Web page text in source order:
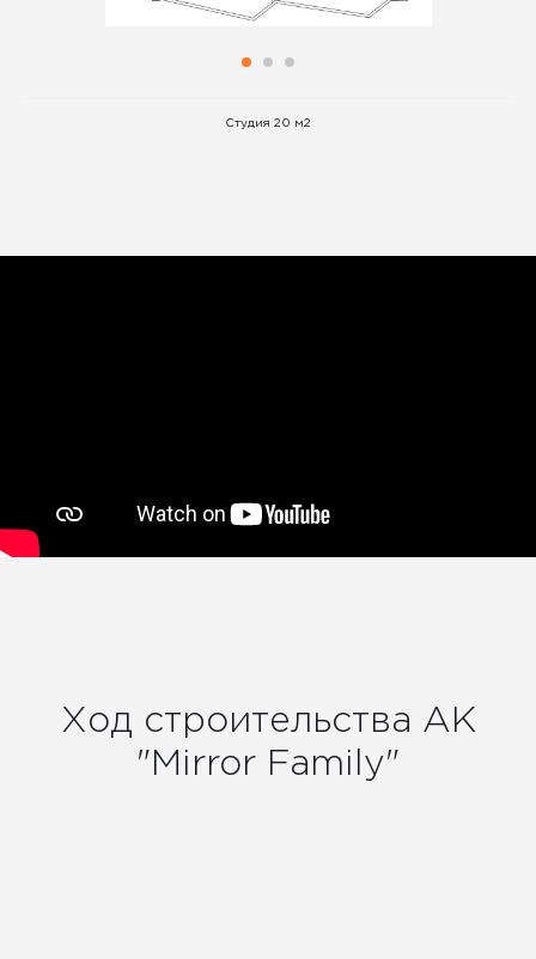
Студия 20 м2
Ход строительства АК
"Mirror Family"